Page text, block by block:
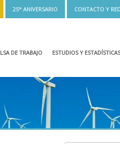
25° ANIVERSARIO CONTACTO Y
DE TRABAJO ESTUDIOS Y ESTADÍSTICAS